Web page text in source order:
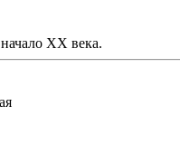
ХХ века.